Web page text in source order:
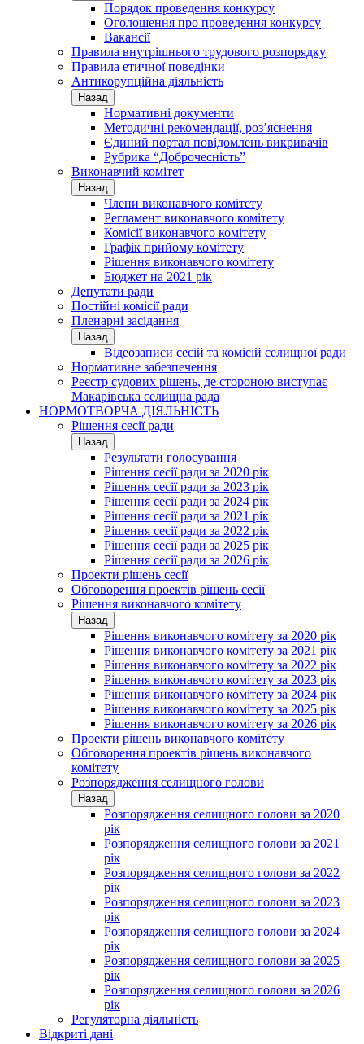
Порядок проведення конкурсу
Оголошення про проведення конкурсу
Вакансії
Правила внутрішнього трудового розпорядку
Правила етичної поведінки
Антикорупційна діяльність
Назад
Нормативні документи
Методичні рекомендації, роз’яснення
Єдиний портал повідомлень викривачів
Рубрика “Доброчесність”
Виконавчий комітет
Назад
Члени виконавчого комітету
Регламент виконавчого комітету
Комісії виконавчого комітету
Графік прийому комітету
Рішення виконавчого комітету
Бюджет на 2021 рік
Депутати ради
Постійні комісії ради
Пленарні засідання
Назад
Відеозаписи сесій та комісій селищної ради
Нормативне забезпечення
Реєстр судових рішень, де стороною виступає
Макарівська селищна рада
НОРМОТВОРЧА ДІЯЛЬНІСТЬ
Рішення сесії ради
Назад
Результати голосування
Рішення сесії ради за 2020 рік
Рішення сесії ради за 2023 рік
Рішення сесії ради за 2024 рік
Рішення сесії ради за 2021 рік
Рішення сесії ради за 2022 рік
Рішення сесії ради за 2025 рік
Рішення сесії ради за 2026 рік
Проекти рішень сесії
Обговорення проектів рішень сесії
Рішення виконавчого комітету
Назад
Рішення виконавчого комітету за 2020 рік
Рішення виконавчого комітету за 2021 рік
Рішення виконавчого комітету за 2022 рік
Рішення виконавчого комітету за 2023 рік
Рішення виконавчого комітету за 2024 рік
Рішення виконавчого комітету за 2025 рік
Рішення виконавчого комітету за 2026 рік
Проекти рішень виконавчого комітету
Обговорення проектів рішень виконавчого
комітету
Розпорядження селищного голови
Назад
Розпорядження селищного голови за 2020
рік
Розпорядження селищного голови за 2021
рік
Розпорядження селищного голови за 2022
рік
Розпорядження селищного голови за 2023
рік
Розпорядження селищного голови за 2024
рік
Розпорядження селищного голови за 2025
рік
Розпорядження селищного голови за 2026
рік
Регуляторна діяльність
Відкриті дані